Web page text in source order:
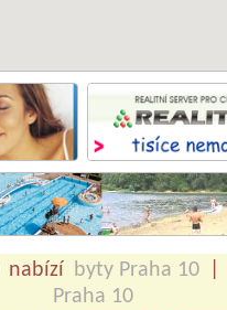
nabízí byty Praha 10
Praha 10